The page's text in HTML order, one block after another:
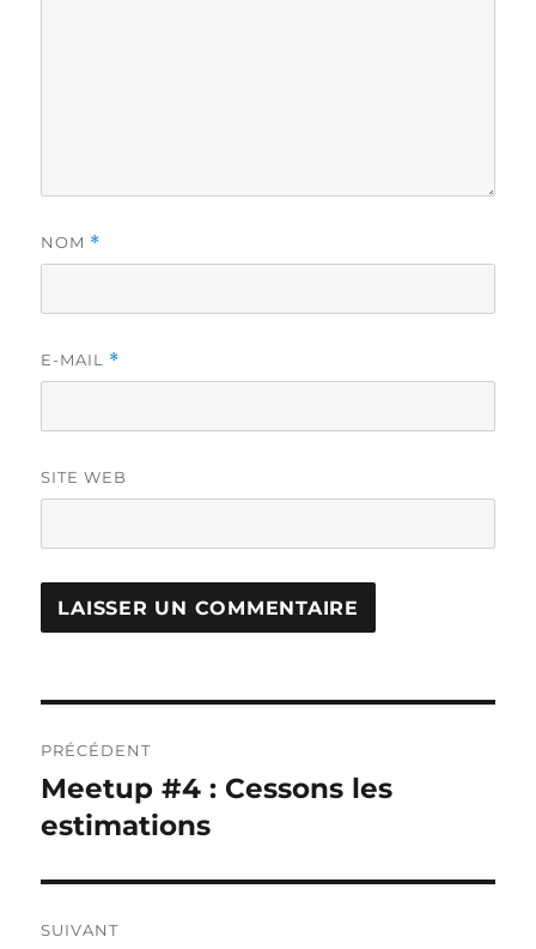
NOM *
E-MAIL *
SITE WEB
de
l’article
PRÉCÉDENT
Publication
précédente :
Meetup #4 : Cessons les
estimations
SUIVANT